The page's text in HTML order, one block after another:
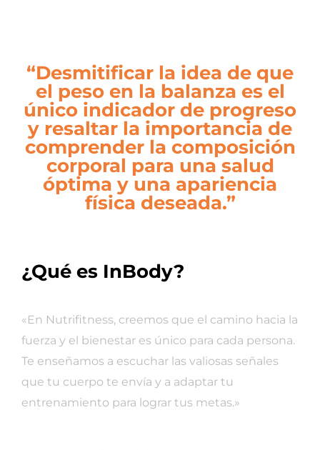
“Desmitificar la idea de que
el peso en la balanza es el
único indicador de progreso
y resaltar la importancia de
comprender la composición
corporal para una salud
óptima y una apariencia
física deseada.”
¿Qué es InBody?
«En Nutrifitness, creemos que el camino hacia la
fuerza y el bienestar es único para cada persona.
Te enseñamos a escuchar las valiosas señales
que tu cuerpo te envía y a adaptar tu
entrenamiento para lograr tus metas.»